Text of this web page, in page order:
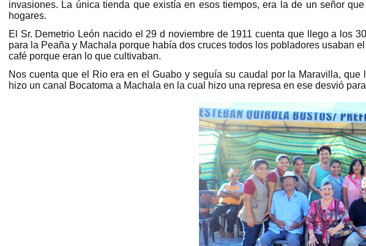
invasiones. La única tienda que existía en esos tiempos, era la de un señor
hogares.
El Sr. Demetrio León nacido el 29 d noviembre de 1911 cuenta que llego a los
para la Peaña y Machala porque había dos cruces todos los pobladores usaban
café porque eran lo que cultivaban.
Nos cuenta que el Rio era en el Guabo y seguía su caudal por la Maravilla,
hizo un canal Bocatoma a Machala en la cual hizo una represa en ese desvió